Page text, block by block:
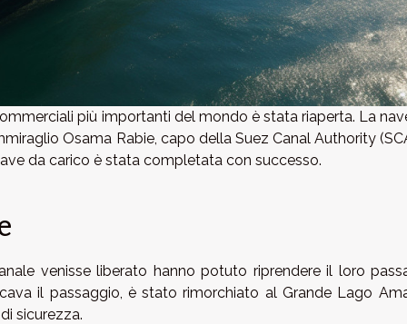
più importanti del mondo è stata riaperta. La
Osama Rabie, capo della Suez Canal Authority
da carico è stata completata con successo.
venisse liberato hanno potuto riprendere il loro
il passaggio, è stato rimorchiato al Grande Lago
sicurezza.